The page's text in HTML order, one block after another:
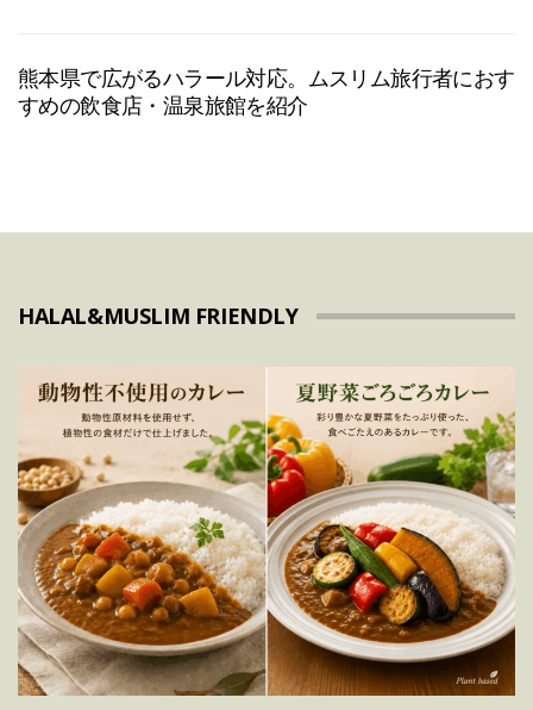
熊本県で広がるハラール対応。ムスリム旅行者におす
すめの飲食店・温泉旅館を紹介
HALAL&MUSLIM FRIENDLY